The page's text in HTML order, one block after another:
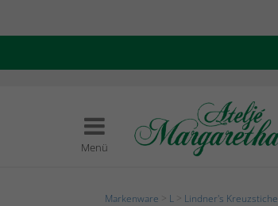
Menü
Markenware L Lindner's Kreuzstiche